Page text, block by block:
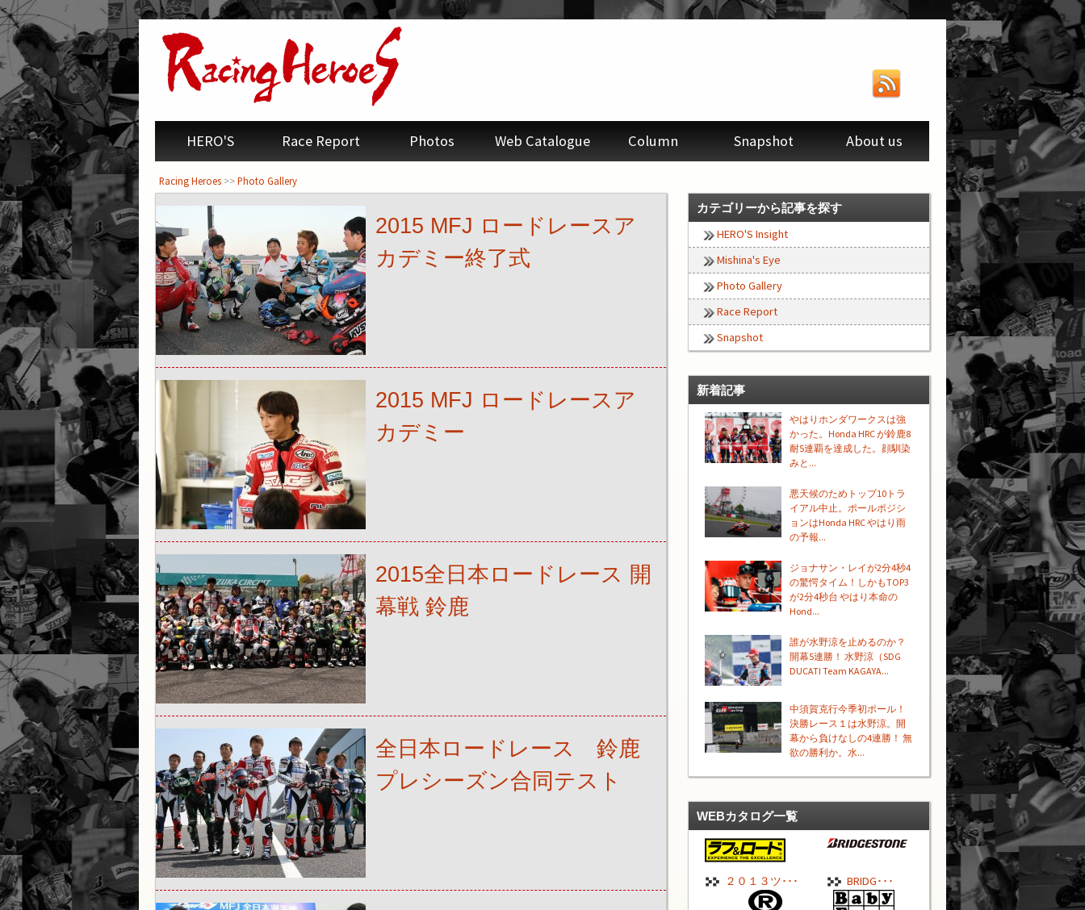
<
HERO'S Race Report Photos Web Catalogue Column Snapshot About us
Racing Heroes >>Photo Gallery
2015 MFJ ロードレースア
カデミー終了式
2015 MFJ ロードレースア
カデミー
2015全日本ロードレース 開
幕戦 鈴鹿
全日本ロードレース 鈴鹿
プレシーズン合同テスト
カテゴリーから記事を探す
HERO'S Insight
Mishina's Eye
Photo Gallery
Race Report
Snapshot
新着記事
やはりホンダワークスは強
かった。Honda HRC が鈴鹿8
耐5連覇を達成した。顔馴染
みと...
悪天候のためトップ10トラ
イアル中止。ポールポジシ
ョンはHonda HRC やはり雨
の予報...
ジョナサン・レイが2分4秒4
の驚愕タイム！しかもTOP3
が2分4秒台 やはり本命の
Hond...
誰が水野涼を止めるのか？
開幕5連勝！ 水野涼（SDG
DUCATI Team KAGAYA...
中須賀克行今季初ポール！
決勝レース１は水野涼。開
幕から負けなしの4連勝！ 無
欲の勝利か。水...
WEBカタログ一覧
２０１３ツ･･･ BRIDG･･･